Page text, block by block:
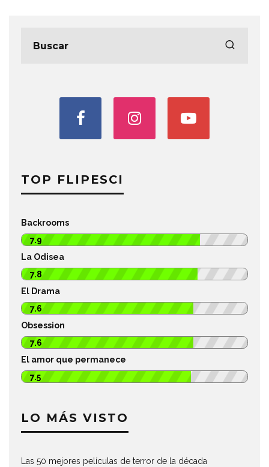
TOP FLIPESCI
Backrooms
7.9
La Odisea
7.8
El Drama
7.6
Obsession
7.6
El amor que permanece
7.5
LO MÁS VISTO
Las 50 mejores películas de terror de la década